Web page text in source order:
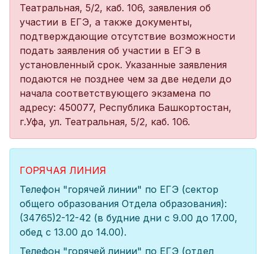
Театральная, 5/2, каб. 106, заявления об
участии в ЕГЭ, а также документы,
подтверждающие отсутствие возможности
подать заявления об участии в ЕГЭ в
установленный срок. Указанные заявления
подаются не позднее чем за две недели до
начала соответствующего экзамена по
адресу: 450077, Республика Башкортостан,
г.Уфа, ул. Театральная, 5/2, каб. 106.
ГОРЯЧАЯ ЛИНИЯ
Телефон "горячей линии" по ЕГЭ (сектор
общего образования Отдела образования):
(34765)2-12-42 (в будние дни с 9.00 до 17.00,
обед с 13.00 до 14.00).
Телефон "горячей линии" по ЕГЭ (отдел